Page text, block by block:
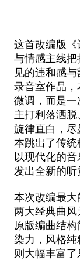
这首改编版
与情感主线
见的违和感
录音室作品
微调，而是
主打利落洒脱
旋律直白，
本跳出了传统
以现代化的
发出全新的听
本次改编最大
两大经典曲风
原版编曲结
染力，风格
则大幅丰富